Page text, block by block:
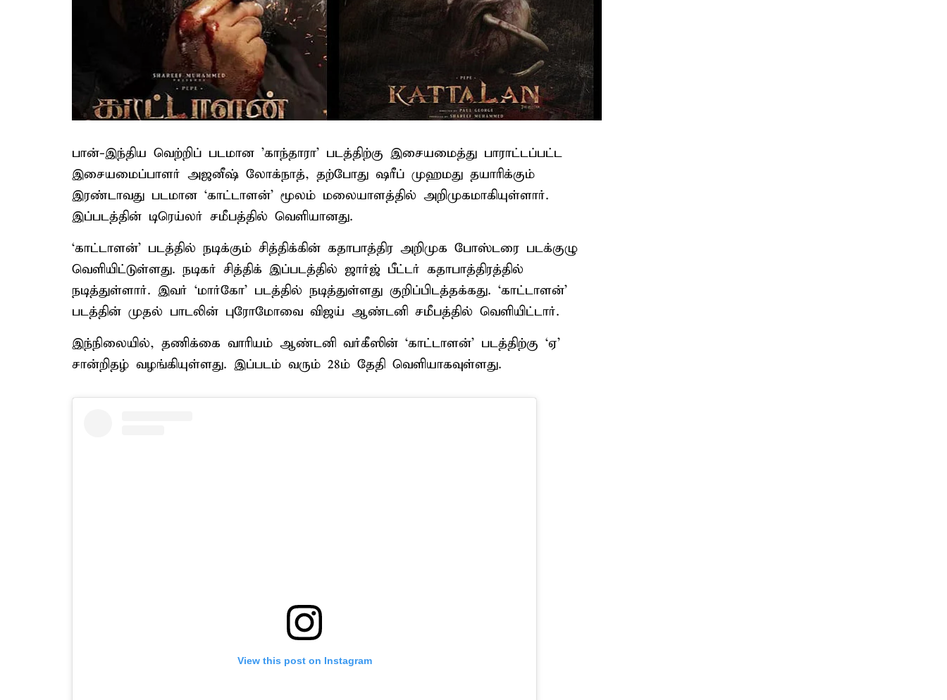
பான்-இந்திய வெற்றிப் படமான 'காந்தாரா' படத்திற்கு இசையமைத்து பாராட்டப்பட்ட
இசையமைப்பாளர் அஜனீஷ் லோக்நாத், தற்போது ஷரீப் முஹமது தயாரிக்கும்
இரண்டாவது படமான ‘காட்டாளன்’ மூலம் மலையாளத்தில் அறிமுகமாகியுள்ளார்.
இப்படத்தின் டிரெய்லர் சமீபத்தில் வெளியானது.
‘காட்டாளன்’ படத்தில் நடிக்கும் சித்திக்கின் கதாபாத்திர அறிமுக போஸ்டரை படக்குழு
வெளியிட்டுள்ளது. நடிகர் சித்திக் இப்படத்தில் ஜார்ஜ் பீட்டர் கதாபாத்திரத்தில்
நடித்துள்ளார். இவர் ‘மார்கோ’ படத்தில் நடித்துள்ளது குறிப்பிடத்தக்கது. ‘காட்டாளன்’
படத்தின் முதல் பாடலின் புரோமோவை விஜய் ஆண்டனி சமீபத்தில் வெளியிட்டார்.
இந்நிலையில், தணிக்கை வாரியம் ஆண்டனி வர்கீஸின் ‘காட்டாளன்’ படத்திற்கு ‘ஏ’
சான்றிதழ் வழங்கியுள்ளது. இப்படம் வரும் 28ம் தேதி வெளியாகவுள்ளது.
View this post on Instagram